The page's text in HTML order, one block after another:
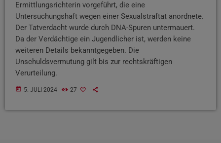
Ermittlungsrichterin vorgeführt, die eine
Untersuchungshaft wegen einer Sexualstraftat anordnete.
Der Tatverdacht wurde durch DNA-Spuren untermauert.
Da der Verdächtige ein Jugendlicher ist, werden keine
weiteren Details bekanntgegeben. Die
Unschuldsvermutung gilt bis zur rechtskräftigen
Verurteilung.
today 5. JULI 2024 27